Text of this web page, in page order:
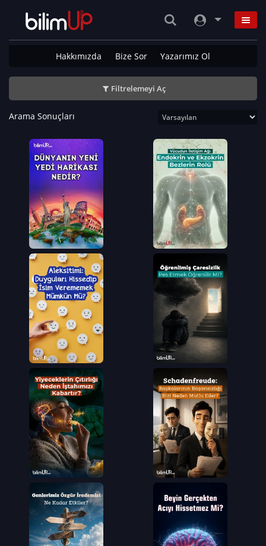
Hakkımızda Bize Sor Yazarımız Ol
Filtrelemeyi Aç
Arama Sonuçları